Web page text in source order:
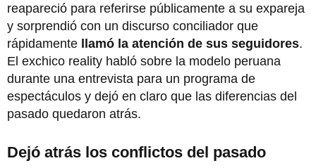
reapareció para referirse públicamente a su expareja
y sorprendió con un discurso conciliador que
rápidamente llamó la atención de sus seguidores.
El exchico reality habló sobre la modelo peruana
durante una entrevista para un programa de
espectáculos y dejó en claro que las diferencias del
pasado quedaron atrás.
Dejó atrás los conflictos del pasado